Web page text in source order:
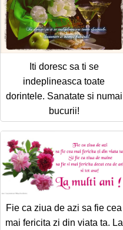
Iti doresc sa ti se
indeplineasca toate
dorintele. Sanatate si numai
bucurii!
Fie ca ziua de azi sa fie cea
mai fericita zi din viata ta. La